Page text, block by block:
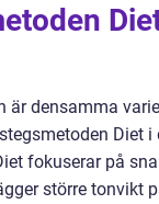
är densamma
Diet i
fokuserar på
större tonvikt